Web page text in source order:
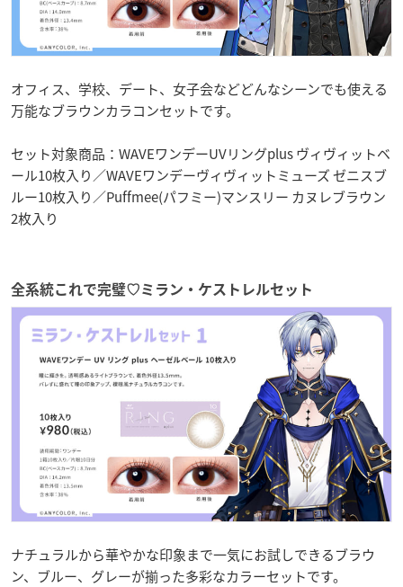
オフィス、学校、デート、女子会などどんなシーンでも使える
万能なブラウンカラコンセットです。
セット対象商品：WAVEワンデーUVリングplus ヴィヴィットベ
ール10枚入り／WAVEワンデーヴィヴィットミューズ ゼニスブ
ルー10枚入り／Puffmee(パフミー)マンスリー カヌレブラウン
2枚入り
全系統これで完璧♡ミラン・ケストレルセット
ナチュラルから華やかな印象まで一気にお試しできるブラウ
ン、ブルー、グレーが揃った多彩なカラーセットです。